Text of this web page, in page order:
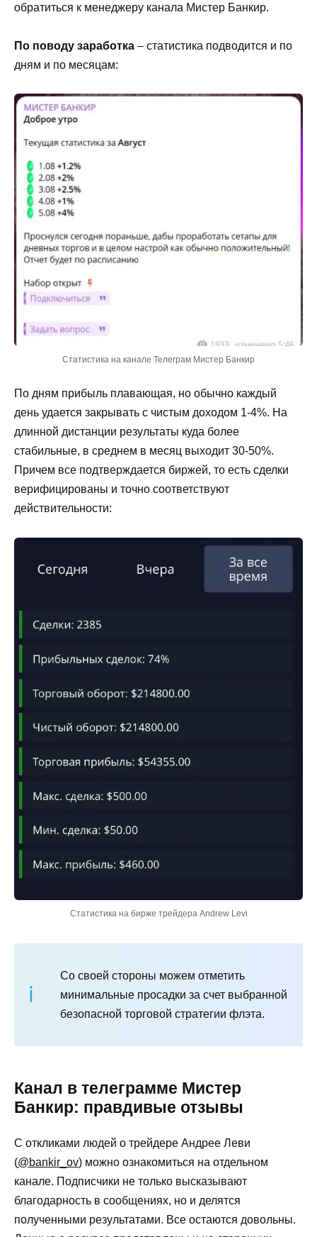
обратиться к менеджеру канала Мистер Банкир.
По поводу заработка – статистика подводится и по
дням и по месяцам:
Статистика на канале Телеграм Мистер Банкир
По дням прибыль плавающая, но обычно каждый
день удается закрывать с чистым доходом 1-4%. На
длинной дистанции результаты куда более
стабильные, в среднем в месяц выходит 30-50%.
Причем все подтверждается биржей, то есть сделки
верифицированы и точно соответствуют
действительности:
Статистика на бирже трейдера Andrew Levi
Со своей стороны можем отметить
минимальные просадки за счет выбранной
безопасной торговой стратегии флэта.
Канал в телеграмме Мистер
Банкир: правдивые отзывы
С откликами людей о трейдере Андрее Леви
(@bankir_ov) можно ознакомиться на отдельном
канале. Подписчики не только высказывают
благодарность в сообщениях, но и делятся
полученными результатами. Все остаются довольны.